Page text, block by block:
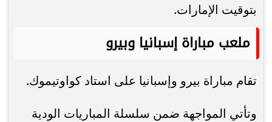
بتوقيت الإمارات.
ملعب مباراة إسبانيا وبيرو
تقام مباراة بيرو وإسبانيا على استاد كواوتيموك.
وتأتي المواجهة ضمن سلسلة المباريات الودية